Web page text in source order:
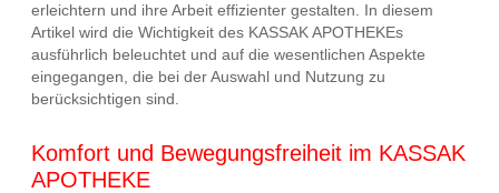
erleichtern und ihre Arbeit effizienter gestalten. In diesem
Artikel wird die Wichtigkeit des KASSAK APOTHEKEs
ausführlich beleuchtet und auf die wesentlichen Aspekte
eingegangen, die bei der Auswahl und Nutzung zu
berücksichtigen sind.
Komfort und Bewegungsfreiheit im KASSAK
APOTHEKE